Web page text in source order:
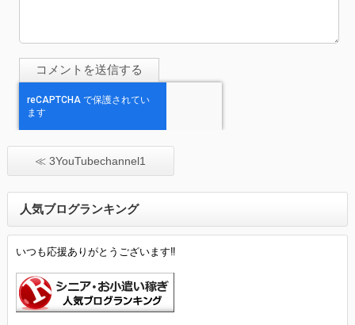
≪ 3YouTubechannel1
人気ブログランキング
いつも応援ありがとうございます‼